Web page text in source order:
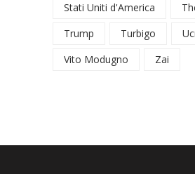
Stati Uniti d'America
Trump
Turbigo
Vito Modugno
Zai